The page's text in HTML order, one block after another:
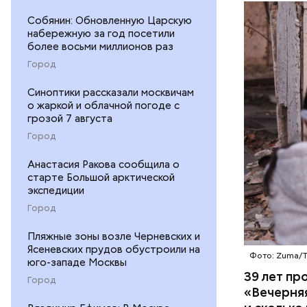
Собянин: Обновленную Царскую
набережную за год посетили
более восьми миллионов раз
Город
Синоптики рассказали москвичам
о жаркой и облачной погоде с
грозой 7 августа
Город
Анастасия Ракова сообщила о
старте Большой арктической
экспедиции
Город
Пляжные зоны возле Черневских и
Ясеневских прудов обустроили на
юго-западе Москвы
Город
Фото: Zuma/
39 лет
—
БЕЛАРУСЬ
—
его
образом,